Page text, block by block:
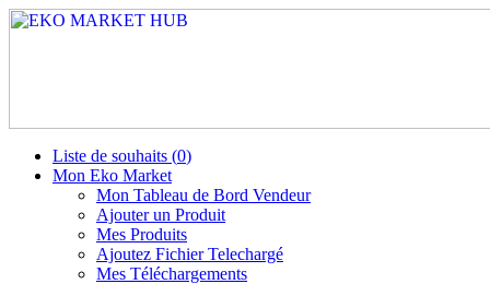
Liste de souhaits (0)
Mon Eko Market
Mon Tableau de Bord Vendeur
Ajouter un Produit
Mes Produits
Ajoutez Fichier Telechargé
Mes Téléchargements